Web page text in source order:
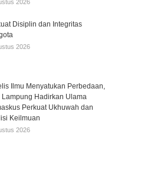
2026
Disiplin dan Integritas
2026
Ilmu Menyatukan Perbedaan,
Lampung Hadirkan Ulama
Perkuat Ukhuwah dan
Keilmuan
2026